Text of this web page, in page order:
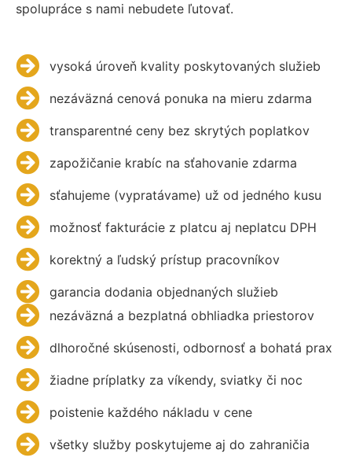
spolupráce s nami nebudete ľutovať.
vysoká úroveň kvality poskytovaných služieb
nezáväzná cenová ponuka na mieru zdarma
transparentné ceny bez skrytých poplatkov
zapožičanie krabíc na sťahovanie zdarma
sťahujeme (vypratávame) už od jedného kusu
možnosť fakturácie z platcu aj neplatcu DPH
korektný a ľudský prístup pracovníkov
garancia dodania objednaných služieb
nezáväzná a bezplatná obhliadka priestorov
dlhoročné skúsenosti, odbornosť a bohatá prax
žiadne príplatky za víkendy, sviatky či noc
poistenie každého nákladu v cene
všetky služby poskytujeme aj do zahraničia